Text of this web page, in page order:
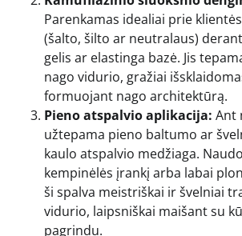
Parenkamas idealiai prie
(šalto, šilto ar neutralaus)
gelis ar elastinga bazė. Jis
nago vidurio, gražiai
formuojant nago architektūrą.
Pieno atspalvio aplikacija: Ant
užtepama pieno baltumo ar
kaulo atspalvio medžiaga.
kempinėlės įrankį arba labai
ši spalva meistriškai ir švelniai
vidurio, laipsniškai maišant su
pagrindu.